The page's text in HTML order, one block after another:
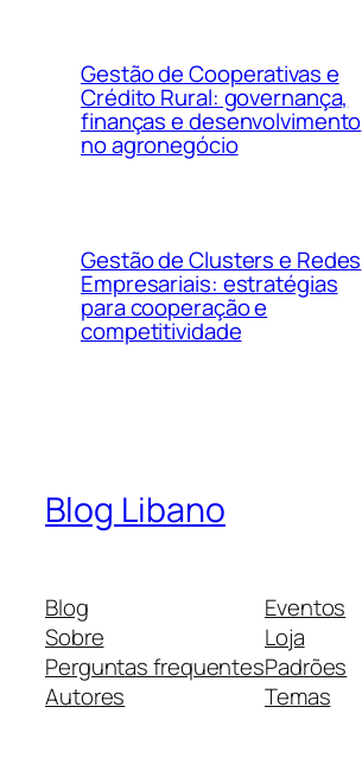
Gestão de Cooperativas e
Crédito Rural: governança,
finanças e desenvolvimento
no agronegócio
Gestão de Clusters e Redes
Empresariais: estratégias
para cooperação e
competitividade
Blog Libano
Blog
Sobre
Perguntas frequentes
Autores
Eventos
Loja
Padrões
Temas